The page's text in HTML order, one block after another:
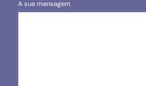
A sua mensagem